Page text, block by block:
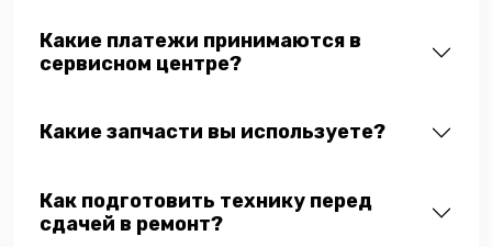
Какие платежи принимаются в
сервисном центре?
Какие запчасти вы используете?
Как подготовить технику перед
сдачей в ремонт?